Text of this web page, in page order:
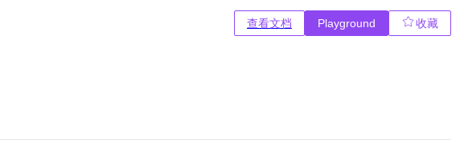
查看文档 Playground
收藏